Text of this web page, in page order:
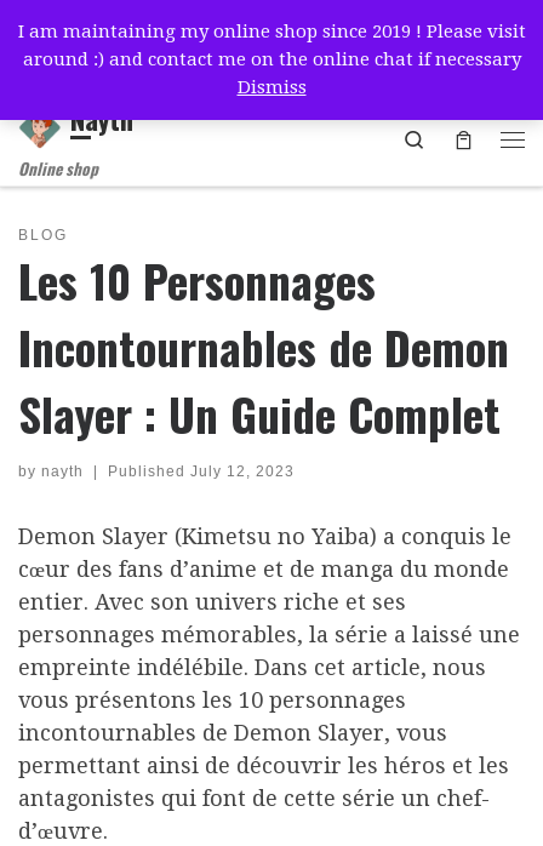
I am maintaining my online shop since 2019 ! Please visit
around :) and contact me on the online chat if necessary
Dismiss
Skip to content
Nayth
Online shop
Search
BLOG
Les 10 Personnages
Incontournables de Demon
Slayer : Un Guide Complet
by nayth Published July 12, 2023
Demon Slayer (Kimetsu no Yaiba) a conquis le
cœur des fans d’anime et de manga du monde
entier. Avec son univers riche et ses
personnages mémorables, la série a laissé une
empreinte indélébile. Dans cet article, nous
vous présentons les 10 personnages
incontournables de Demon Slayer, vous
permettant ainsi de découvrir les héros et les
antagonistes qui font de cette série un chef-
d’œuvre.